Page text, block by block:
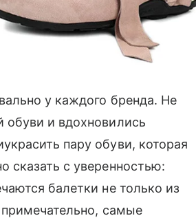
у каждого бренда. Не
и вдохновились
пару обуви, которая
с уверенностью:
балетки не только из
самые